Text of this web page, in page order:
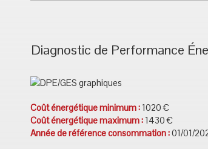
Diagnostic de Performance
Coût énergétique minimum : 1020 €
Coût énergétique maximum : 1430 €
Année de référence consommation :01/01/